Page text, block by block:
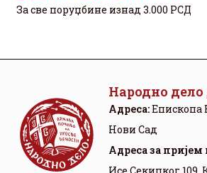
За све поруџбине изнад 3.000 РСД
Народно дело
Адреса:Eпископа
Нови Сад
Aдреса за